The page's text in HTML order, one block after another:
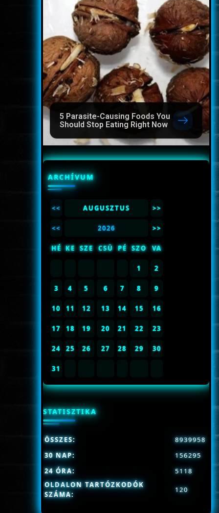
5 Parasite-Causing Foods You
Should Stop Eating Right Now
ARCHÍVUM
<< AUGUSZTUS >>
<< 2026 >>
HÉ KE SZE CSÜ PÉ SZO VA
1 2
3 4 5 6 7 8 9
10 11 12 13 14 15 16
17 18 19 20 21 22 23
24 25 26 27 28 29 30
31
STATISZTIKA
OLDALON TARTÓZKODÓK
SZÁMA:
120
ÖSSZES:
8939958
30 NAP:
156295
24 ÓRA:
5118